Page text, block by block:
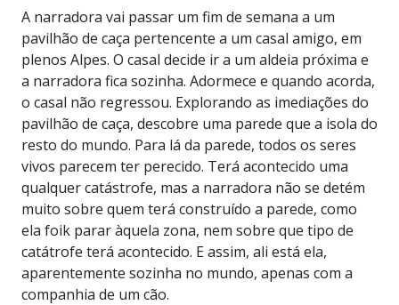
A narradora vai passar um fim de semana a um
pavilhão de caça pertencente a um casal amigo, em
plenos Alpes. O casal decide ir a um aldeia próxima e
a narradora fica sozinha. Adormece e quando acorda,
o casal não regressou. Explorando as imediações do
pavilhão de caça, descobre uma parede que a isola do
resto do mundo. Para lá da parede, todos os seres
vivos parecem ter perecido. Terá acontecido uma
qualquer catástrofe, mas a narradora não se detém
muito sobre quem terá construído a parede, como
ela foik parar àquela zona, nem sobre que tipo de
catátrofe terá acontecido. E assim, ali está ela,
aparentemente sozinha no mundo, apenas com a
companhia de um cão.